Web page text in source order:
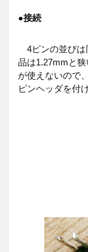
●接続
4ピンの並びは
品は1.27mmと
が使えないので、
ピンヘッダを付